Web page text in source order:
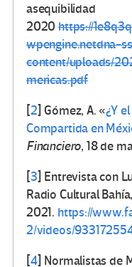
asequibilidad
2020https://
wpengine.netdna-
content/uploads/
mericas.pdf
[2]Gómez, A. «¿Y
Compartida en
Financiero, 18 de
[3] Entrevista con
Radio Cultural
2021. https://
2/videos/
[4] Normalistas de